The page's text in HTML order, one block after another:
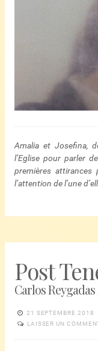
Amalia et Josefina,
l’Eglise pour parler
premières
l’attention de l’une
Post
Carlos Reygadas
21 SEPTEMBRE 2018
LAISSER UN